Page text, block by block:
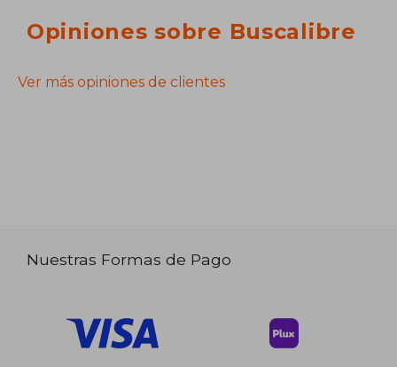
Opiniones sobre Buscalibre
Ver más opiniones de clientes
Nuestras Formas de Pago